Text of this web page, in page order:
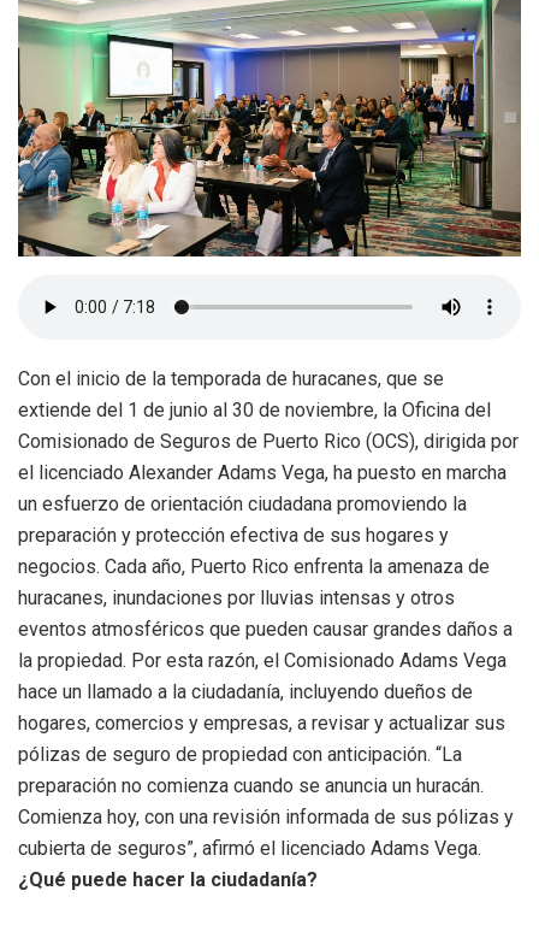
Con el inicio de la temporada de huracanes, que se
extiende del 1 de junio al 30 de noviembre, la Oficina del
Comisionado de Seguros de Puerto Rico (OCS), dirigida por
el licenciado Alexander Adams Vega, ha puesto en marcha
un esfuerzo de orientación ciudadana promoviendo la
preparación y protección efectiva de sus hogares y
negocios. Cada año, Puerto Rico enfrenta la amenaza de
huracanes, inundaciones por lluvias intensas y otros
eventos atmosféricos que pueden causar grandes daños a
la propiedad. Por esta razón, el Comisionado Adams Vega
hace un llamado a la ciudadanía, incluyendo dueños de
hogares, comercios y empresas, a revisar y actualizar sus
pólizas de seguro de propiedad con anticipación. “La
preparación no comienza cuando se anuncia un huracán.
Comienza hoy, con una revisión informada de sus pólizas y
cubierta de seguros”, afirmó el licenciado Adams Vega.
¿Qué puede hacer la ciudadanía?